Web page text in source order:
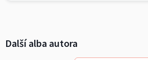
Další alba autora